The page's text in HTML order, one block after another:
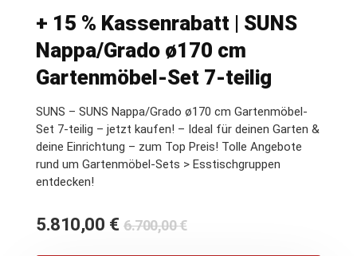
+ 15 % Kassenrabatt | SUNS
Nappa/Grado ø170 cm
Gartenmöbel-Set 7-teilig
SUNS – SUNS Nappa/Grado ø170 cm Gartenmöbel-
Set 7-teilig – jetzt kaufen! – Ideal für deinen Garten &
deine Einrichtung – zum Top Preis! Tolle Angebote
rund um Gartenmöbel-Sets > Esstischgruppen
entdecken!
6.700,00€Ursprünglicher
5.810,00 €
Aktueller